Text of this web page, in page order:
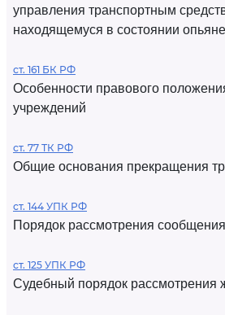
управления транспортным
находящемуся в состоянии
ст. 161 БК РФ
Особенности правового
учреждений
ст. 77 ТК РФ
Общие основания прекращения
ст. 144 УПК РФ
Порядок рассмотрения
ст. 125 УПК РФ
Судебный порядок рассмотрения